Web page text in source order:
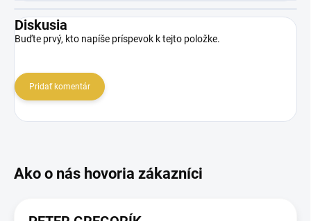
Diskusia
Buďte prvý, kto napíše príspevok k tejto položke.
Pridať komentár